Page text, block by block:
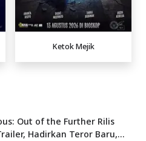
Ketok Mejik
Out of the Further Rilis
Hadirkan Teror Baru,